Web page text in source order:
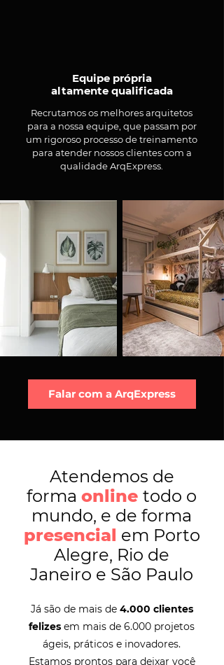
Equipe própria
altamente qualificada
Recrutamos os melhores arquitetos
para a nossa equipe, que passam por
um rigoroso processo de treinamento
para atender nossos clientes com a
qualidade ArqExpress.
Falar com a ArqExpress
Atendemos de
forma online todo o
mundo, e de forma
presencial em Porto
Alegre, Rio de
Janeiro e São Paulo
Já são de mais de 4.000 clientes
felizes em mais de 6.000 projetos
ágeis, práticos e inovadores.
Estamos prontos para deixar você